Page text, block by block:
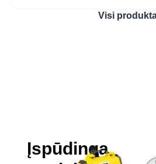
Visi
Įspūdinga